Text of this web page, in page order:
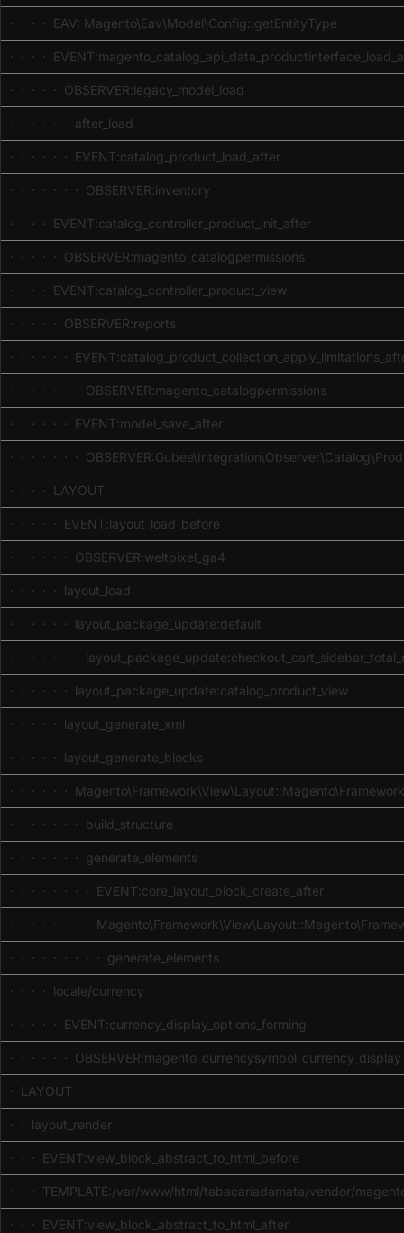
· · · · EAV: Magento\Eav\Model\Config::getEntityType
· · · ·
· · · · · OBSERVER:legacy_model_load
· · · · · · after_load
· · · · · · EVENT:catalog_product_load_after
· · · · · · · OBSERVER:inventory
· · · · EVENT:catalog_controller_product_init_after
· · · · · OBSERVER:magento_catalogpermissions
· · · · EVENT:catalog_controller_product_view
· · · · · OBSERVER:reports
· · · · · ·
· · · · · · · OBSERVER:magento_catalogpermissions
· · · · · · EVENT:model_save_after
· · · · · · ·
· · · · LAYOUT
· · · · · EVENT:layout_load_before
· · · · · · OBSERVER:weltpixel_ga4
· · · · · layout_load
· · · · · · layout_package_update:default
· · · · · · ·
· · · · · · layout_package_update:catalog_product_view
· · · · · layout_generate_xml
· · · · · layout_generate_blocks
· · · · · ·
· · · · · · · build_structure
· · · · · · · generate_elements
· · · · · · · · EVENT:core_layout_block_create_after
· · · · · · · ·
· · · · · · · · · generate_elements
· · · · locale/currency
· · · · · EVENT:currency_display_options_forming
· · · · · ·
· LAYOUT
· · layout_render
· · · EVENT:view_block_abstract_to_html_before
· · · TEMPLATE:/var/www/html/tabacariadamata/vendor/
· · · EVENT:view_block_abstract_to_html_after